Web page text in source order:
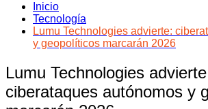
Inicio
Tecnología
Lumu Technologies advierte:
y geopolíticos marcarán 2026
Lumu Technologies
ciberataques autónomos y